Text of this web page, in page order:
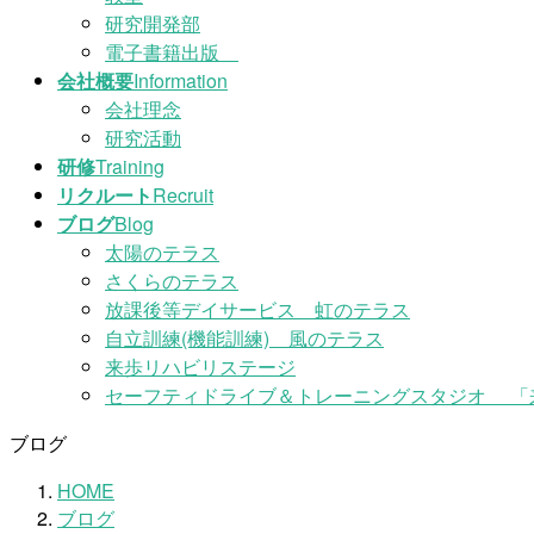
研究開発部
電子書籍出版
会社概要Information
会社理念
研究活動
研修Training
リクルートRecruit
ブログBlog
太陽のテラス
さくらのテラス
放課後等デイサービス 虹のテラス
自立訓練(機能訓練) 風のテラス
来歩リハビリステージ
セーフティドライブ＆トレーニングスタジオ 「
ブログ
HOME
ブログ